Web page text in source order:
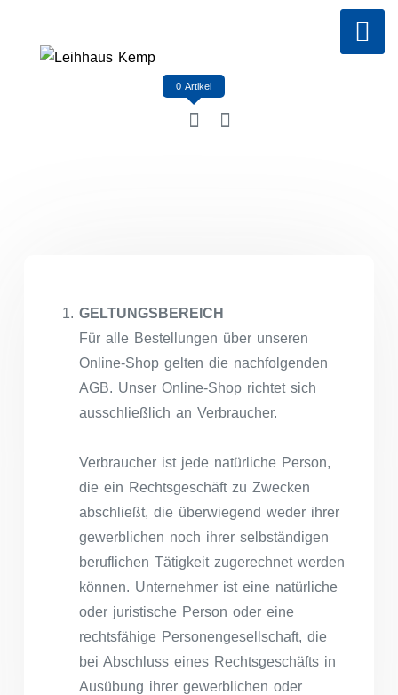
content
0 Artikel
GELTUNGSBEREICH
Für alle Bestellungen über unseren
Online-Shop gelten die nachfolgenden
AGB. Unser Online-Shop richtet sich
ausschließlich an Verbraucher.
Verbraucher ist jede natürliche Person,
die ein Rechtsgeschäft zu Zwecken
abschließt, die überwiegend weder ihrer
gewerblichen noch ihrer selbständigen
beruflichen Tätigkeit zugerechnet werden
können. Unternehmer ist eine natürliche
oder juristische Person oder eine
rechtsfähige Personengesellschaft, die
bei Abschluss eines Rechtsgeschäfts in
Ausübung ihrer gewerblichen oder